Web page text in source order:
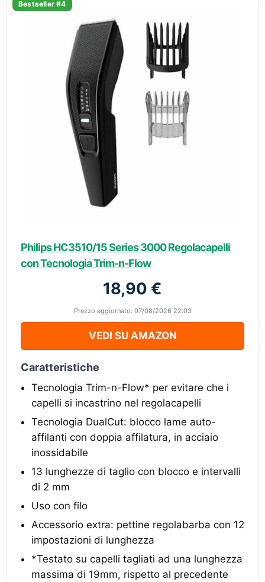
Bestseller #4
Philips HC3510/15 Series 3000 Regolacapelli
con Tecnologia Trim-n-Flow
18,90 €
Prezzo aggiornato: 07/08/2026 22:03
VEDI SU AMAZON
Caratteristiche
Tecnologia Trim-n-Flow* per evitare che i
capelli si incastrino nel regolacapelli
Tecnologia DualCut: blocco lame auto-
affilanti con doppia affilatura, in acciaio
inossidabile
13 lunghezze di taglio con blocco e intervalli
di 2 mm
Uso con filo
Accessorio extra: pettine regolabarba con 12
impostazioni di lunghezza
*Testato su capelli tagliati ad una lunghezza
massima di 19mm, rispetto al precedente